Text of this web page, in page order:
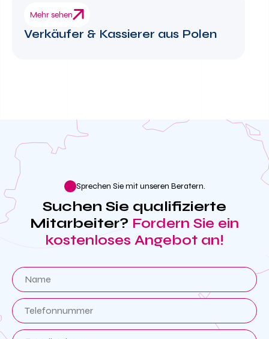
Mehr sehen
Verkäufer & Kassierer aus Polen
Sprechen Sie mit unseren Beratern.
Suchen Sie qualifizierte
Mitarbeiter? Fordern Sie ein
kostenloses Angebot an!